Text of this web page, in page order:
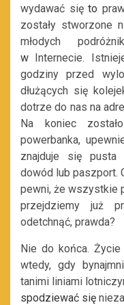
wydawać się to
zostały stworzone
młodych
w Internecie.
godziny przed
dłużących się
dotrze do nas na
Na koniec
powerbanka,
znajduje się pusta
dowód lub paszport.
pewni, że wszystkie
przejdziemy już
odetchnąć, prawda?
Nie do końca. Życie
wtedy, gdy
tanimi liniami
spodziewać się